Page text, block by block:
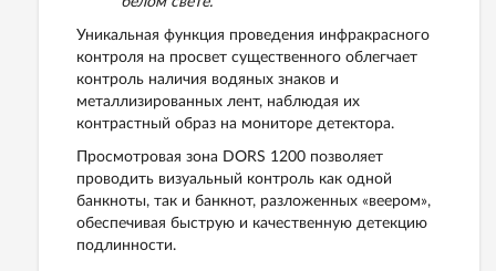
Уникальная функция проведения инфракрасного
контроля на просвет существенного облегчает
контроль наличия водяных знаков и
металлизированных лент, наблюдая их
контрастный образ на мониторе детектора.
Просмотровая зона DORS 1200 позволяет
проводить визуальный контроль как одной
банкноты, так и банкнот, разложенных «веером»,
обеспечивая быструю и качественную детекцию
подлинности.